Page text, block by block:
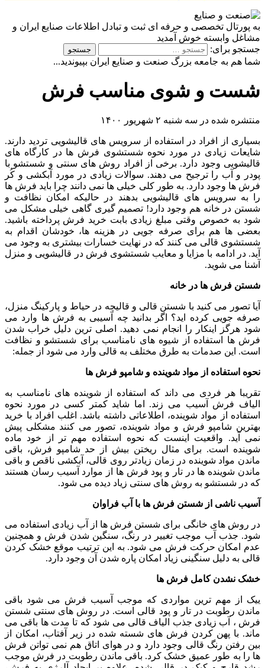
به پورتال تخصصی و حرفه ای ثبت و تبادل اطلاعات صنایع ایران و
مشاغل وابسته خوش آمدید
جستجو برای:
شما هم به جامعه بزرگ صنعت و صنایع ایران بپیوندید...
شست و شوی مناسب فرش
منتشره شده در سه شنبه ۲ شهریور ۱۴۰۰
بسیاری از افراد در استفاده از سرویس های قالیشویی تردید دارند.
شایعات زیادی در مورد نحوه شستشوی فرش ها در کارگاه های
قالیشویی وجود دارد. برخی از افراد روش های سنتی و شستشو با
پودر و آب را ترجیح می دهند. سوالات زیادی در مورد آبکشی و کُر
فرش ها وجود دارد. به طور کلی خیلی ها نمی دانند چرا باید فرش ها
را به سرویس های قالیشویی بدهند در حالیکه امکان نظافت و
شستن در خانه هم وجود دارد! تصمیم گیری گاهی خیلی مشکل می
شود به خصوص وقتی مبلغ زیادی بابت خرید فرش پرداخته باشید.
بعضی ها هم برای صرفه جویی در هزینه ها، خودشان اقدام به
شستشوی قالی می کنند که در نهایت خسارات بیشتری به وجود می
آید. در ادامه با مزایا و معایب شستشوی فرش در قالیشویی و منزل
آشنا می شوید.
شستن فرش ها در خانه
آیا تصور می کنید با شستن قالی و قالیچه در حیاط و پارکینگ منزل،
صرفه جویی کرده اید؟ اگر بدانید چه آسیبی به فرش ها وارد می
شود هرگز اینکار را انجام نمی دهید. اصلی ترین دلیل خراب شدن
فرش ها استفاده از شیوه های نامناسب برای شستشو و نظافت
است. این صدمات به طرق مختلف به قالی وارد می شود از جمله:
نحوه استفاده از مواد شوینده و شامپو فرش ها
تقریبا هر فردی می داند که استفاده از شوینده های نامناسب به
الیاف فرش آسیب می زند. اما شاید کمتر کسی در مورد نحوه
استفاده از مواد شوینده، اطلاعاتی داشته باشد. اغلب افراد با خرید
بهترین شامپو فرش و مواد شوینده، تصور می کنند مشکلی پیش
نمی آید. واقعیت اینست که نحوه استفاده مهم تر از خود ماده
شوینده است. برای مثال ریختن بیش از حد شامپو فرش، باقی
ماندن مواد شوینده در زمان زیادتر روی قالی، آبکشی ناقص و باقی
ماندن شوینده ها در تار و پود فرش ها از موارد آسیب رسان هستند
که در شستشو به روش های سنتی زیاد دیده می شود.
آسیب ناشی از شستن فرش ها با آب فراوان
در روش های خانگی برای شستن فرش ها از آب زیادی استفاده می
شود. جذب آب موجب تغییر در رنگ، سنگین شدن فرش و همچنین
عدم امکان حرکت فرش می شود. به این ترتیب موقع خشک کردن
قالی به دلیل سنگینی زیاد امکان پاره شدن آن وجود دارد.
خشک نشدن کامل فرش ها
ییک از مهم ترین مواردی که موجب آسیب فرش می شود باقی
ماندن رطوبت در تار و پود قالی است. در روش های سنتی شستن
فرش ، آب زیادی جذب الیاف قالی می شود که تا مدت ها باقی می
ماند. با پهن کردن فرش های شسته شده در زیر آفتاب، امکان از
بین رفتن رنگ قالی وجود دارد و در هوای اتاق هم نمی تواتن فرش
ها را به طور عمیق خشک کرد. باقی ماندن رطوبت در فرش موجب